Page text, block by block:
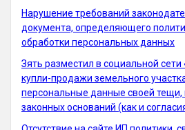
Нарушение требований
документа, определяющего
обработки персональных данных
Зять разместил в социальной сети
купли-продажи земельного
персональные данные своей тещи,
законных оснований (как и